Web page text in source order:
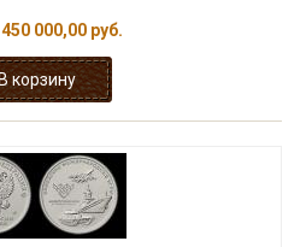
450 000,00 руб.